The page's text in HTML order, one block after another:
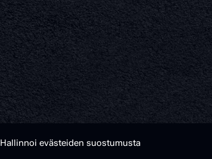
Hallinnoi evästeiden suostumusta